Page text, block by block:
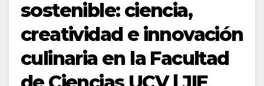
sostenible: ciencia,
creatividad e innovación
culinaria en la Facultad